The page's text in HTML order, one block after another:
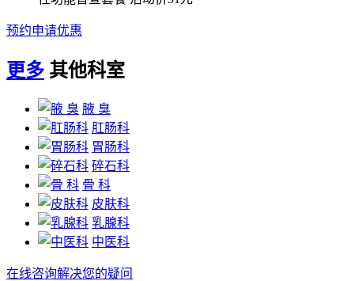
预约申请优惠
更多 其他科室
腋 臭
肛肠科
胃肠科
碎石科
骨 科
皮肤科
乳腺科
中医科
在线咨询解决您的疑问